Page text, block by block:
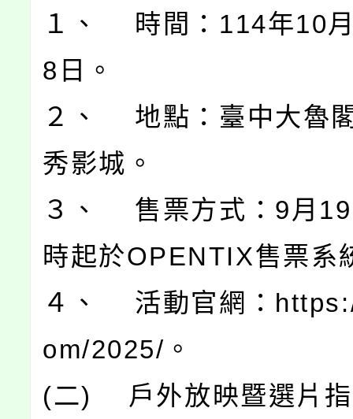
１、 時間：114年10
8日。
２、 地點：臺中大魯
秀影城。
３、 售票方式：9月
時起於OPENTIX售票系
４、 活動官網：
om/2025/。
(二) 戶外放映暨選片